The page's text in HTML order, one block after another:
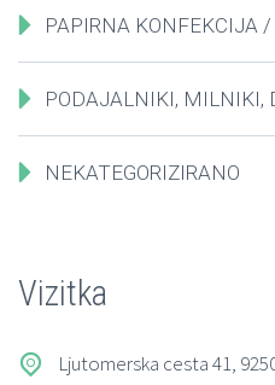
PAPIRNA KONFEKCIJA
PODAJALNIKI, MILNIKI,
NEKATEGORIZIRANO
Vizitka
Ljutomerska cesta 41,